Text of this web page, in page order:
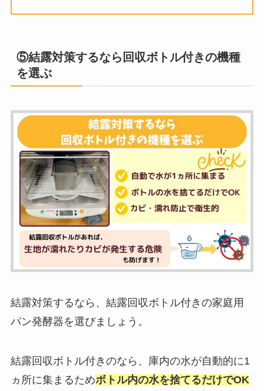
⑤結露対策するなら回収ボトル付きの機種
を選ぶ
結露対策するなら、結露回収ボトル付きの家庭用
パン発酵器を選びましょう。
結露回収ボトル付きのなら、庫内の水が自動的に1
ヵ所に集まるためボトル内の水を捨てるだけでOK